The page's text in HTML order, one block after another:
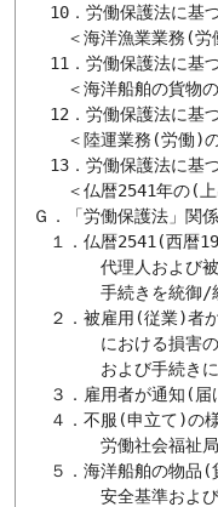
10．労働保護法に基づ
＜海洋漁業業務(労働)
11．労働保護法に基づ
＜海洋船舶の貨物の積
12．労働保護法に基づ
＜陸運業務(労働)の
13．労働保護法に基づ
＜仏暦2541年の(上出
Ｇ．「労働保護法」関
１．仏暦2541(西暦
代理人および被雇用
手続きを統御/統制
２．被雇用(従業)者か
における損害のため
および手続きに関す
３．雇用者が通知(届
４．不服(申立て)の様
労働社会福祉局
５．海洋船舶の物品(
安全基準および